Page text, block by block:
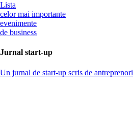
Lista
celor mai importante
evenimente
de business
Jurnal start-up
Un jurnal de start-up scris de antreprenori